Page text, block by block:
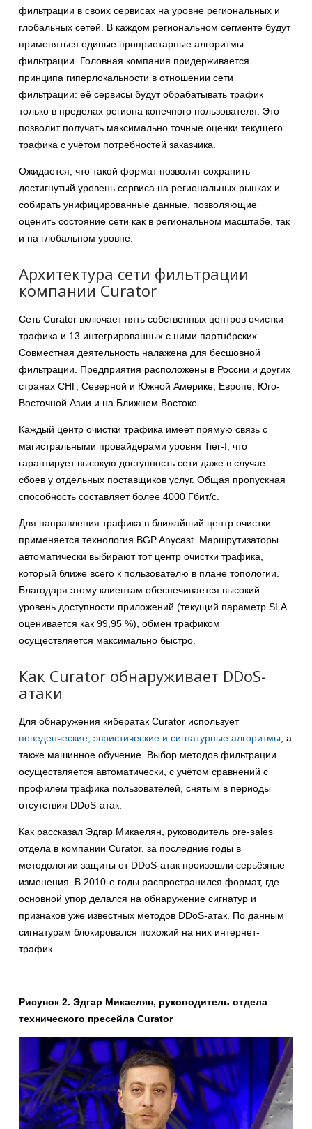
фильтрации в своих сервисах на уровне региональных и
глобальных сетей. В каждом региональном сегменте будут
применяться единые проприетарные алгоритмы
фильтрации. Головная компания придерживается
принципа гиперлокальности в отношении сети
фильтрации: её сервисы будут обрабатывать трафик
только в пределах региона конечного пользователя. Это
позволит получать максимально точные оценки текущего
трафика с учётом потребностей заказчика.
Ожидается, что такой формат позволит сохранить
достигнутый уровень сервиса на региональных рынках и
собирать унифицированные данные, позволяющие
оценить состояние сети как в региональном масштабе, так
и на глобальном уровне.
Архитектура сети фильтрации
компании Curator
Сеть Curator включает пять собственных центров очистки
трафика и 13 интегрированных с ними партнёрских.
Совместная деятельность налажена для бесшовной
фильтрации. Предприятия расположены в России и других
странах СНГ, Северной и Южной Америке, Европе, Юго-
Восточной Азии и на Ближнем Востоке.
Каждый центр очистки трафика имеет прямую связь с
магистральными провайдерами уровня Tier-I, что
гарантирует высокую доступность сети даже в случае
сбоев у отдельных поставщиков услуг. Общая пропускная
способность составляет более 4000 Гбит/с.
Для направления трафика в ближайший центр очистки
применяется технология BGP Anycast. Маршрутизаторы
автоматически выбирают тот центр очистки трафика,
который ближе всего к пользователю в плане топологии.
Благодаря этому клиентам обеспечивается высокий
уровень доступности приложений (текущий параметр SLA
оценивается как 99,95 %), обмен трафиком
осуществляется максимально быстро.
Как Curator обнаруживает DDoS-
атаки
Для обнаружения кибератак Curator использует
поведенческие, эвристические и сигнатурные алгоритмы , а
также машинное обучение. Выбор методов фильтрации
осуществляется автоматически, с учётом сравнений с
профилем трафика пользователей, снятым в периоды
отсутствия DDoS-атак.
Как рассказал Эдгар Микаелян, руководитель pre-sales
отдела в компании Curator, за последние годы в
методологии защиты от DDoS-атак произошли серьёзные
изменения. В 2010-е годы распространился формат, где
основной упор делался на обнаружение сигнатур и
признаков уже известных методов DDoS-атак. По данным
сигнатурам блокировался похожий на них интернет-
трафик.
Рисунок 2. Эдгар Микаелян, руководитель отдела
технического пресейла Curator